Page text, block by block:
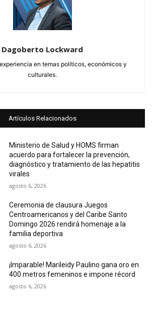
Dagoberto Lockward
en temas políticos, económicos y
culturales.
Artículos Relacionados
Ministerio de Salud y HOMS firman
acuerdo para fortalecer la prevención,
diagnóstico y tratamiento de las hepatitis
virales
agosto 6, 2026
Ceremonia de clausura Juegos
Centroamericanos y del Caribe Santo
Domingo 2026 rendirá homenaje a la
familia deportiva
agosto 6, 2026
¡Imparable! Marileidy Paulino gana oro en
400 metros femeninos e impone récord
agosto 6, 2026